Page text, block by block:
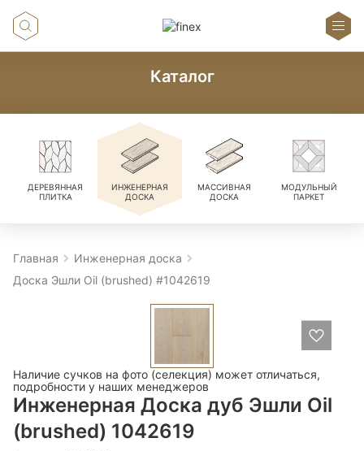
Каталог
ДЕРЕВЯННАЯ
ПЛИТКА
ИНЖЕНЕРНАЯ
ДОСКА
МАССИВНАЯ
ДОСКА
МОДУЛЬНЫЙ
ПАРКЕТ
Главная
Инженерная доска
Доска Эшли Oil (brushed) #1042619
Наличие сучков на фото (селекция) может отличаться,
подробности у наших менеджеров
Инженерная Доска дуб Эшли Oil
(brushed) 1042619